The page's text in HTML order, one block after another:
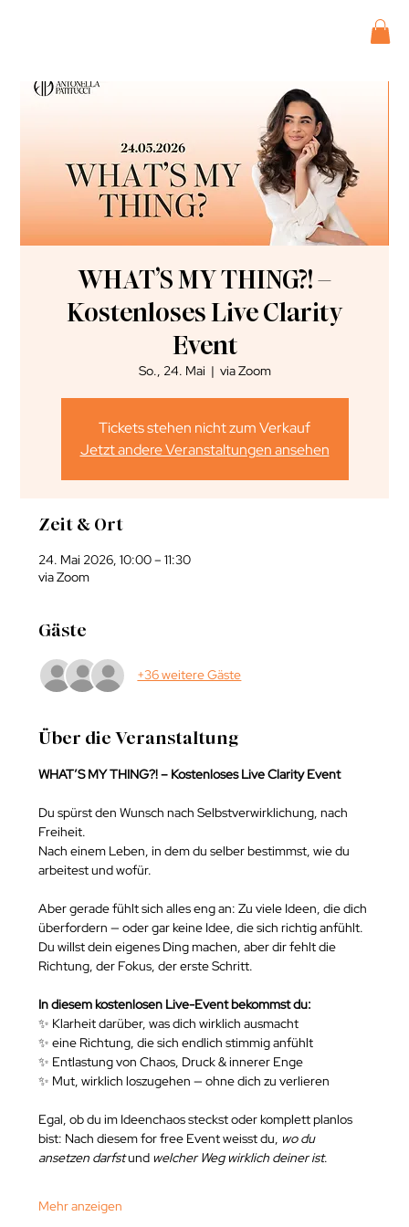
WHAT’S MY THING?! –
Kostenloses Live Clarity
Event
So., 24. Mai
  |
via Zoom
Tickets stehen nicht zum Verkauf
Jetzt andere Veranstaltungen ansehen
Zeit & Ort
24. Mai 2026, 10:00 – 11:30
via Zoom
Gäste
+36 weitere Gäste
Über die Veranstaltung
WHAT’S MY THING?! – Kostenloses Live Clarity Event
Du spürst den Wunsch nach Selbstverwirklichung, nach
Freiheit.
Nach einem Leben, in dem du selber bestimmst, wie du
arbeitest und wofür.
Aber gerade fühlt sich alles eng an: Zu viele Ideen, die dich
überfordern — oder gar keine Idee, die sich richtig anfühlt.
Du willst dein eigenes Ding machen, aber dir fehlt die
Richtung, der Fokus, der erste Schritt.
In diesem kostenlosen Live-Event bekommst du:
✨ Klarheit darüber, was dich wirklich ausmacht
✨ eine Richtung, die sich endlich stimmig anfühlt
✨ Entlastung von Chaos, Druck & innerer Enge
✨ Mut, wirklich loszugehen — ohne dich zu verlieren
Egal, ob du im Ideenchaos steckst oder komplett planlos
bist: Nach diesem for free Event weisst du, wo du
ansetzen darfst und welcher Weg wirklich deiner ist.
Mehr anzeigen